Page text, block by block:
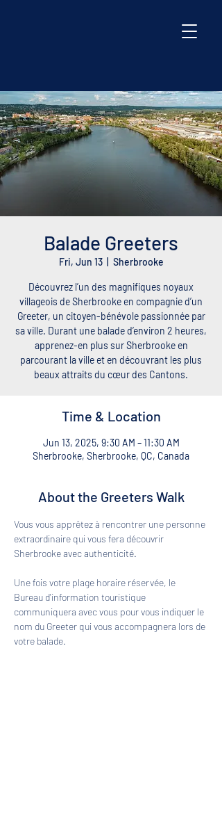
Balade Greeters
Fri, Jun 13
  |
Sherbrooke
Découvrez l’un des magnifiques noyaux
villageois de Sherbrooke en compagnie d’un
Greeter, un citoyen-bénévole passionnée par
sa ville. Durant une balade d’environ 2 heures,
apprenez-en plus sur Sherbrooke en
parcourant la ville et en découvrant les plus
beaux attraits du cœur des Cantons.
Time & Location
Jun 13, 2025, 9:30 AM – 11:30 AM
Sherbrooke, Sherbrooke, QC, Canada
About the Greeters Walk
Vous vous apprêtez à rencontrer une personne
extraordinaire qui vous fera découvrir
Sherbrooke avec authenticité.
Une fois votre plage horaire réservée, le
Bureau d'information touristique
communiquera avec vous pour vous indiquer le
nom du Greeter qui vous accompagnera lors de
votre balade.